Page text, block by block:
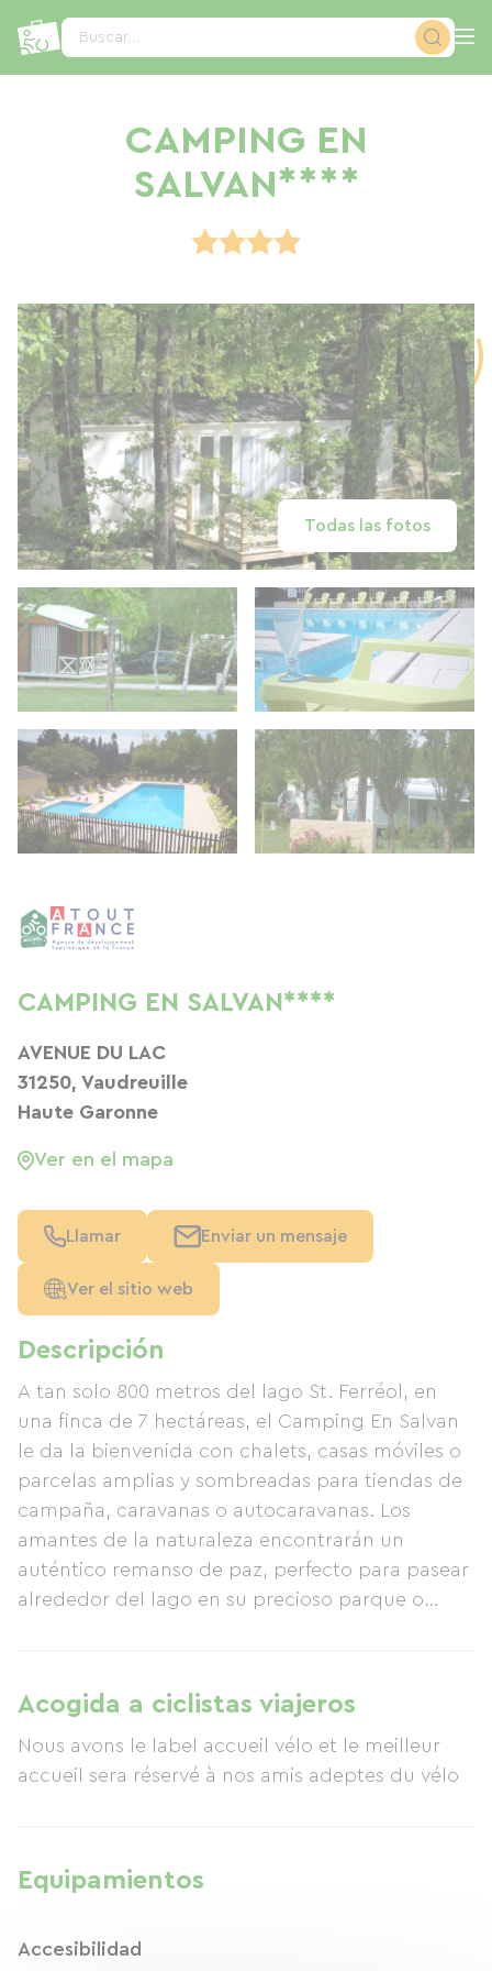
Buscar...
CAMPING EN
SALVAN****
Todas las fotos
Descripción
A tan solo 800 metros del lago St. Ferréol, en
una finca de 7 hectáreas, el Camping En Salvan
le da la bienvenida con chalets, casas móviles o
parcelas amplias y sombreadas para tiendas de
campaña, caravanas o autocaravanas. Los
amantes de la naturaleza encontrarán un
auténtico remanso de paz, perfecto para pasear
alrededor del lago en su precioso parque o
voleibol, cancha de baloncesto, pista de
petanca, cama elástica y aparatos de fitness al
aire libre. También cuenta con sala de televisión,
sala de juegos y biblioteca.
Acogida a ciclistas viajeros
Nous avons le label accueil vélo et le meilleur
accueil sera réservé à nos amis adeptes du vélo
Equipamientos
Accesibilidad
CAMPING EN SALVAN****
AVENUE DU LAC
31250, Vaudreuille
Haute Garonne
Ver en el mapa
Llamar Enviar un mensaje
Ver el sitio web
Panel de gestión de cookies